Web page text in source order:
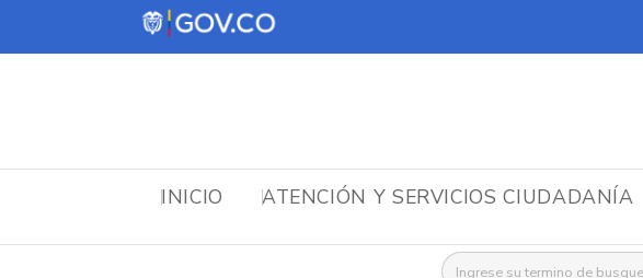
INICIO ATENCIÓN Y SERVICIOS CIUDADANÍA
Buscar: